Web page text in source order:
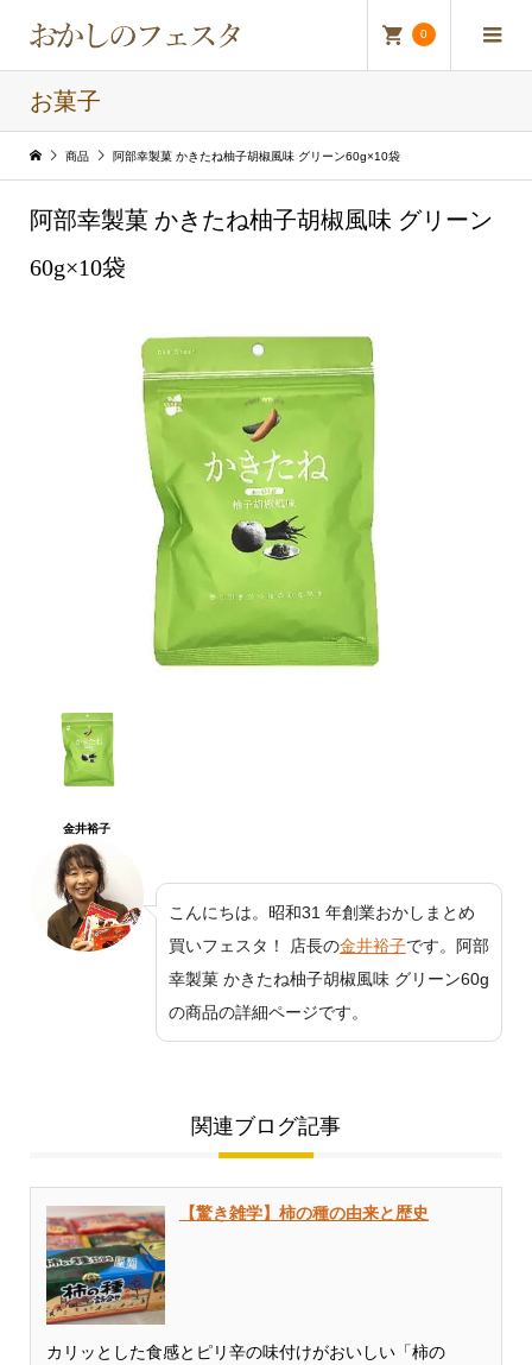
0
お菓子
商品 阿部幸製菓 かきたね柚子胡椒風味 グリーン60g×10袋
阿部幸製菓 かきたね柚子胡椒風味 グリーン
60g×10袋
金井裕子
こんにちは。昭和31 年創業おかしまとめ
買いフェスタ！ 店長の金井裕子です。阿部
幸製菓 かきたね柚子胡椒風味 グリーン60g
の商品の詳細ページです。
関連ブログ記事
【驚き雑学】柿の種の由来と歴史
カリッとした食感とピリ辛の味付けがおいしい「柿の